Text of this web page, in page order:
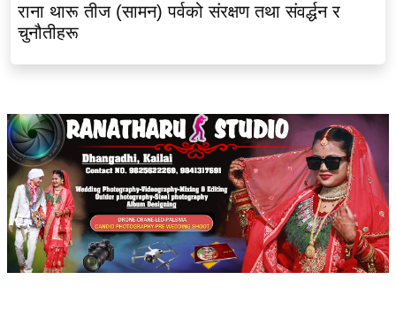
राना थारू तीज (सामन) पर्वको संरक्षण तथा संवर्द्धन र
चुनौतीहरू